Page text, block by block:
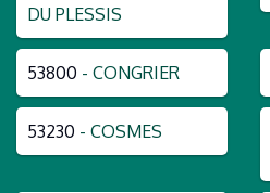
DU PLESSIS
53800 - CONGRIER
53230 - COSMES